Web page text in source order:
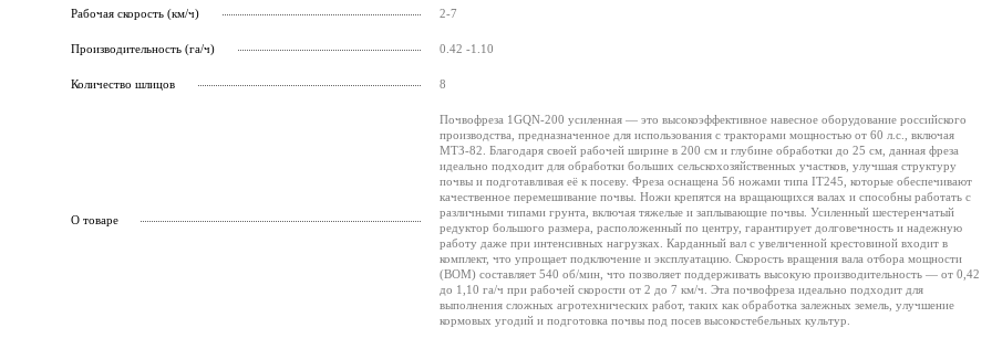
Рабочая скорость (км/ч) 2-7
Производительность (га/ч) 0.42 -1.10
Количество шлицов 8
О товаре
Почвофреза 1GQN-200 усиленная — это высокоэффективное навесное оборудование российского
производства, предназначенное для использования с тракторами мощностью от 60 л.с., включая
МТЗ-82. Благодаря своей рабочей ширине в 200 см и глубине обработки до 25 см, данная фреза
идеально подходит для обработки больших сельскохозяйственных участков, улучшая структуру
почвы и подготавливая её к посеву. Фреза оснащена 56 ножами типа IT245, которые обеспечивают
качественное перемешивание почвы. Ножи крепятся на вращающихся валах и способны работать с
различными типами грунта, включая тяжелые и заплывающие почвы. Усиленный шестеренчатый
редуктор большого размера, расположенный по центру, гарантирует долговечность и надежную
работу даже при интенсивных нагрузках. Карданный вал с увеличенной крестовиной входит в
комплект, что упрощает подключение и эксплуатацию. Скорость вращения вала отбора мощности
(ВОМ) составляет 540 об/мин, что позволяет поддерживать высокую производительность — от 0,42
до 1,10 га/ч при рабочей скорости от 2 до 7 км/ч. Эта почвофреза идеально подходит для
выполнения сложных агротехнических работ, таких как обработка залежных земель, улучшение
кормовых угодий и подготовка почвы под посев высокостебельных культур.